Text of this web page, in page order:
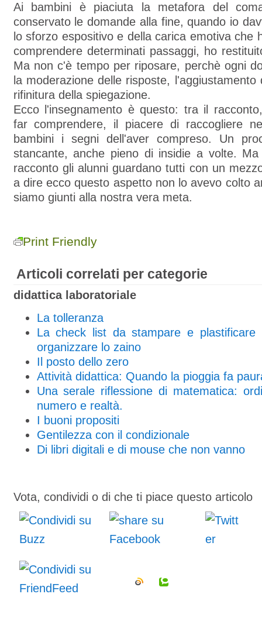
Ai bambini è piaciuta la metafora del
conservato le domande alla fine, quando io
lo sforzo espositivo e della carica emotiva che
comprendere determinati passaggi, ho
Ma non c'è tempo per riposare, perchè ogni
la moderazione delle risposte,
rifinitura della spiegazione.
Ecco l'insegnamento è questo: tra il
far comprendere, il piacere di raccogliere
bambini i segni dell'aver compreso. Un
stancante, anche pieno di insidie a volte.
racconto gli alunni guardano tutti con un
a dire ecco questo aspetto non lo avevo colto
siamo giunti alla nostra vera meta.
Print Friendly
Articoli correlati per categorie
didattica laboratoriale
La tolleranza
La check list da stampare e plastificare
organizzare lo zaino
Il posto dello zero
Attività didattica: Quando la pioggia fa
Una serale riflessione di matematica:
numero e realtà.
I buoni propositi
Gentilezza con il condizionale
Di libri digitali e di mouse che non vanno
Vota, condividi o di che ti piace questo articolo